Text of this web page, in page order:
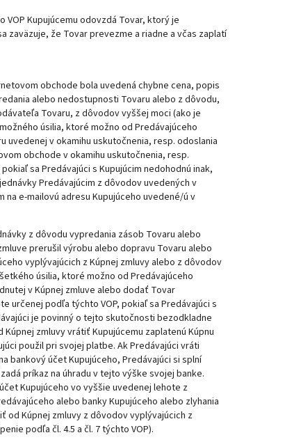
Kupujúcemu odovzdá Tovar, ktorý je
zaväzuje, že Tovar prevezme a riadne a včas zaplatí
obchode bola uvedená chybne cena, popis
alebo nedostupnosti Tovaru alebo z dôvodu,
Tovaru, z dôvodov vyššej moci (ako je
úsilia, ktoré možno od Predávajúceho
v okamihu uskutočnenia, resp. odoslania
obchode v okamihu uskutočnenia, resp.
sa Predávajúci s Kupujúcim nedohodnú inak,
Predávajúcim z dôvodov uvedených v
e-mailovú adresu Kupujúceho uvedené/ú v
z dôvodu vypredania zásob Tovaru alebo
prerušil výrobu alebo dopravu Tovaru alebo
vyplývajúcich z Kúpnej zmluvy alebo z dôvodov
úsilia, ktoré možno od Predávajúceho
v Kúpnej zmluve alebo dodať Tovar
určenej podľa týchto VOP, pokiaľ sa Predávajúci s
je povinný o tejto skutočnosti bezodkladne
zmluvy vrátiť Kupujúcemu zaplatenú Kúpnu
použil pri svojej platbe. Ak Predávajúci vráti
bankový účet Kupujúceho, Predávajúci si splní
príkaz na úhradu v tejto výške svojej banke.
Kupujúceho vo vyššie uvedenej lehote z
alebo banky Kupujúceho alebo zlyhania
od Kúpnej zmluvy z dôvodov vyplývajúcich z
podľa čl. 4.5 a čl. 7 týchto VOP).